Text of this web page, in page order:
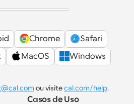
Chrome
Safari
MacOS
Windows
ou visite cal.com/help.
Casos de Uso